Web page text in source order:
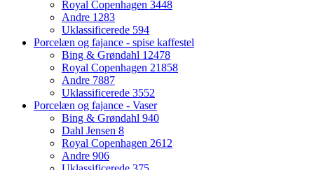
Royal Copenhagen 3448
Andre 1283
Uklassificerede 594
Porcelæn og fajance - spise kaffestel
Bing & Grøndahl 12478
Royal Copenhagen 21858
Andre 7887
Uklassificerede 3552
Porcelæn og fajance - Vaser
Bing & Grøndahl 940
Dahl Jensen 8
Royal Copenhagen 2612
Andre 906